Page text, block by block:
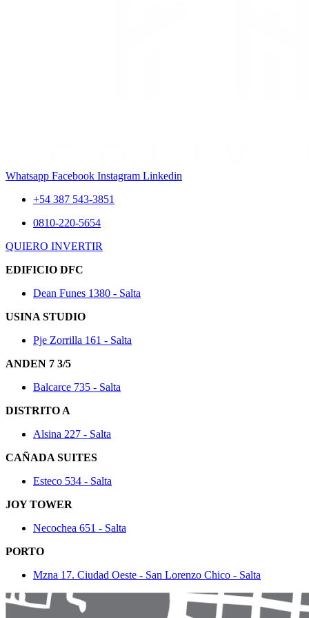
Whatsapp Facebook Instagram Linkedin
+54 387 543-3851
0810-220-5654
QUIERO INVERTIR
EDIFICIO DFC
Dean Funes 1380 - Salta
USINA STUDIO
Pje Zorrilla 161 - Salta
ANDEN 7 3/5
Balcarce 735 - Salta
DISTRITO A
Alsina 227 - Salta
CAÑADA SUITES
Esteco 534 - Salta
JOY TOWER
Necochea 651 - Salta
PORTO
Mzna 17. Ciudad Oeste - San Lorenzo Chico - Salta